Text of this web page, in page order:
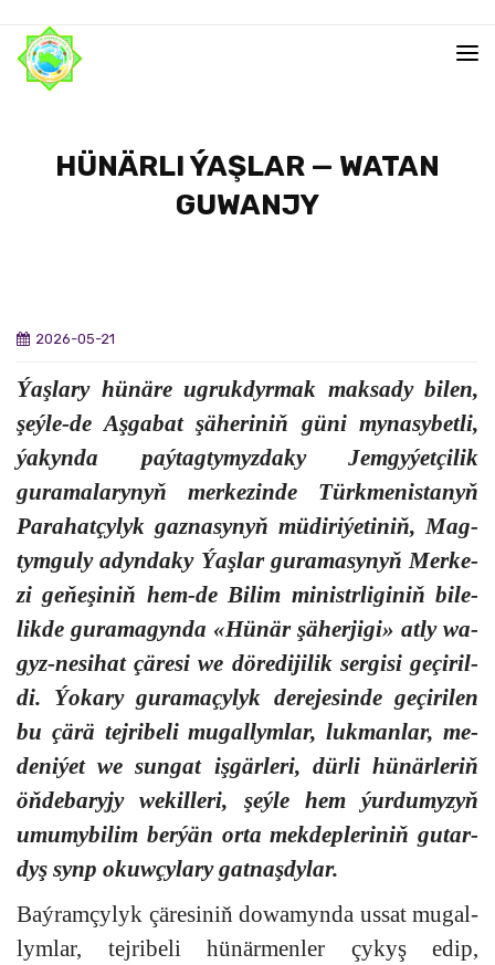
HÜ­NÄR­LI ÝAŞ­LAR — WATAN
GUWANJY
2026-05-21
Ýaş­la­ry hü­nä­re ug­ruk­dyr­mak mak­sa­dy bi­len,
şeý­le-de Aş­ga­bat şä­he­ri­niň gü­ni my­na­sy­bet­li,
ýa­kyn­da paý­tag­ty­myz­da­ky Jem­gy­ýet­çi­lik
guramalarynyň mer­ke­zin­de Türk­me­nis­ta­nyň
Pa­ra­hat­çy­lyk gaz­na­sy­nyň mü­di­ri­ýe­ti­niň, Mag­
tym­gu­ly adyn­da­ky Ýaş­lar gu­ra­ma­sy­nyň Mer­ke­
zi ge­ňe­şi­niň hem-de Bi­lim mi­nistr­li­gi­niň bi­le­
lik­de gu­ra­ma­gyn­da «Hü­när şä­her­ji­gi» at­ly wa­
gyz-ne­si­hat çä­re­si we dö­re­di­ji­lik ser­gi­si ge­çi­ril­
di. Ýo­ka­ry gu­ra­ma­çy­lyk de­re­je­sin­de ge­çi­ri­len
bu çä­rä tej­ri­be­li mu­gal­lym­lar, luk­man­lar, me­
de­ni­ýet we sun­gat iş­gär­le­ri, dür­li hü­när­le­riň
öň­de­ba­ry­jy we­kil­le­ri, şeý­le hem ýur­du­my­zyň
umu­my­bi­lim ber­ýän or­ta mek­dep­le­ri­niň gu­tar­
dyş synp okuw­çy­la­ry gat­naş­dy­lar.
Baý­ram­çy­lyk çä­re­si­niň do­wa­myn­da us­sat mu­gal­
lym­lar, tej­ri­be­li hü­när­men­ler çy­kyş edip,